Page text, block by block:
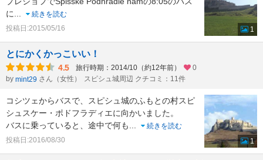
に
続きを読む
投稿日:2015/05/16
1
とにかくかっこいい！
4.5 旅行時期：2014/10（約12年前）
0
by mint29 さん（女性） スピシュ城周辺 クチコミ：11件
コシツェからバスで、スピシュ城のふもとの村スピ
シュスケー・ポドフラディエに向かいました。
バスに乗っていると、途中で何も
続きを読む
投稿日:2016/08/30
1